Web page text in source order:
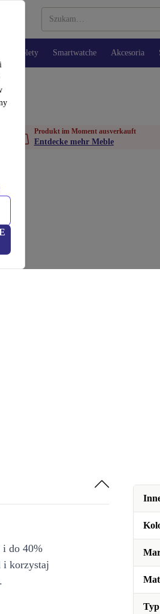
Tablety Smartwatche Akcesoria
Produkt im Moment ausverkauft
Entdecke mehr Meble
Typ
i do 40%
i korzystaj